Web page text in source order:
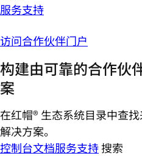
服务支持
访问合作伙伴门户
构建由可靠的合作伙
案
在红帽® 生态系统目录中查
解决方案。
控制台文档服务支持搜索